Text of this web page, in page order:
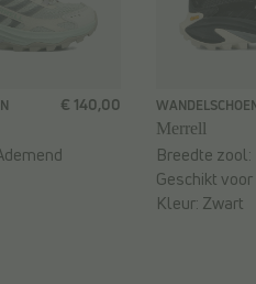
€ 140,00
Merrell
Breedte zool:
Geschikt
Kleur: Zwart